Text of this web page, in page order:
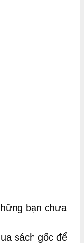
bạn chưa
sách gốc để